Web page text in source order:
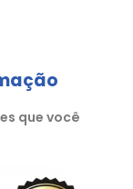
que você